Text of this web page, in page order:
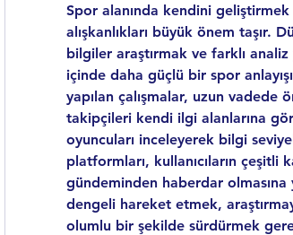
Spor alanında kendini
alışkanlıkları büyük önem taşır.
bilgiler araştırmak ve farklı
içinde daha güçlü bir spor
yapılan çalışmalar, uzun vadede
takipçileri kendi ilgi alanlarına
oyuncuları inceleyerek bilgi
platformları, kullanıcıların çeşitli
gündeminden haberdar
dengeli hareket etmek,
olumlu bir şekilde sürdürmek